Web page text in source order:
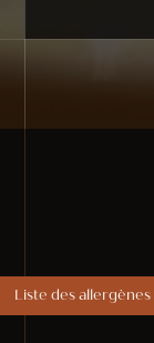
Liste des allergènes